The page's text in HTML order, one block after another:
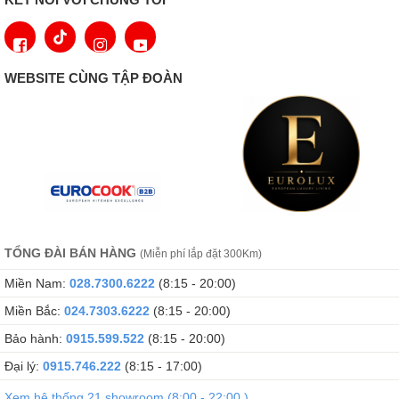
Lọc không khí tiên tiến
Được trang bị công nghệ CleanAir, quạt hút mùi sẽ tự động bật
theo các khoảng thời gian đều đặn để loại bỏ mùi khó chịu trong
bếp
Chế độ chuyên sâu - Chiết xuất hiệu suất
cao
WEBSITE CÙNG TẬP ĐOÀN
TỔNG ĐÀI BÁN HÀNG (Miễn phí lắp đặt 300Km)
Miền Nam: 028.7300.6222 (8:15 - 20:00)
Miền Bắc: 024.7303.6222 (8:15 - 20:00)
Bảo hành: 0915.599.522 (8:15 - 20:00)
Đại lý: 0915.746.222 (8:15 - 17:00)